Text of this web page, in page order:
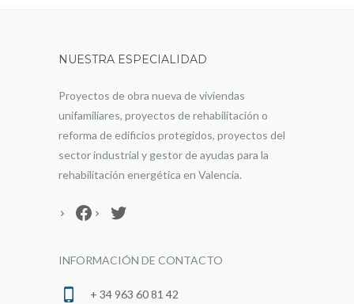
NUESTRA ESPECIALIDAD
Proyectos de obra nueva de viviendas
unifamiliares, proyectos de rehabilitación o
reforma de edificios protegidos, proyectos del
sector industrial y gestor de ayudas para la
rehabilitación energética en Valencia.
Facebook
Twitter
INFORMACIÓN DE CONTACTO
+ 34 963 60 81 42